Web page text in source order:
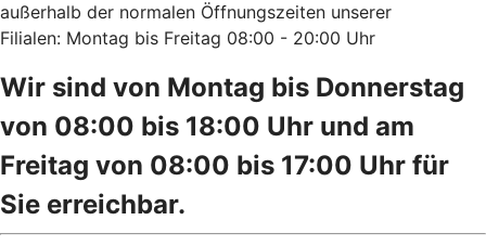
außerhalb der normalen Öffnungszeiten unserer
Filialen: Montag bis Freitag 08:00 - 20:00 Uhr
Wir sind von Montag bis Donnerstag
von 08:00 bis 18:00 Uhr und am
Freitag von 08:00 bis 17:00 Uhr für
Sie erreichbar.